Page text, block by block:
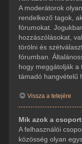
A moderátorok
rendelkező tagok,
fórumokat.
hozzászólásokat,
törölni és
fórumban.
hogy meggátolják
támadó hangvételű
Vissza a tetejére
Mik azok a
A felhasználói
közösség olyan